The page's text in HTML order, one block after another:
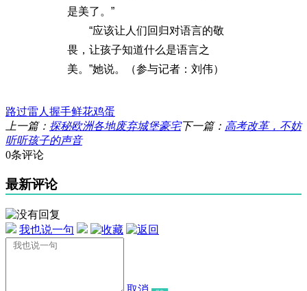
是美了。”
“应该让人们回归对语言的敬
畏，让孩子知道什么是语言之
美。”她说。（参与记者：刘伟）
路过雷人 握手鲜花鸡蛋
上一篇： 探秘欧洲各地废弃城堡豪宅下一篇： 高考改革，不妨
听听孩子的声音
0条评论
最新评论
我也说一句